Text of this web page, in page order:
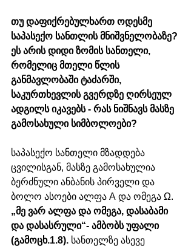
თუ დაფიქრებულხართ ოდესმე
საპასექო სანთლის მნიშვნელობაზე?
ეს არის დიდი ზომის სანთელი,
რომელიც მთელი წლის
განმავლობაში ტაძარში,
საკურთხევლის გვერდზე ღირსეულ
ადგილს იკავებს - რას ნიშნავს მასზე
გამოსახული სიმბოლოები?
საპასექო სანთელი მზადდება
ცვილისგან, მასზე გამოსახულია
ბერძნული ანბანის პირველი და
ბოლო ასოები ალფა А და ომეგა Ω.
„მე ვარ ალფა და ომეგა, დასაბამი
და დასასრული“- ამბობს უფალი
(გამოცხ.1.8). სანთელზე ასევე